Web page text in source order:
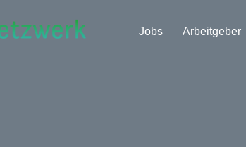
Jobs Arbeitgeber